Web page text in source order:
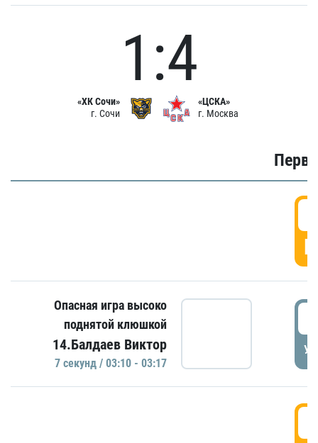
«ХК Сочи»
г. Сочи
1:4
«ЦСКА»
г. Москва
Опасная игра высоко
поднятой клюшкой
14.Балдаев Виктор
7 секунд / 03:10 - 03:17